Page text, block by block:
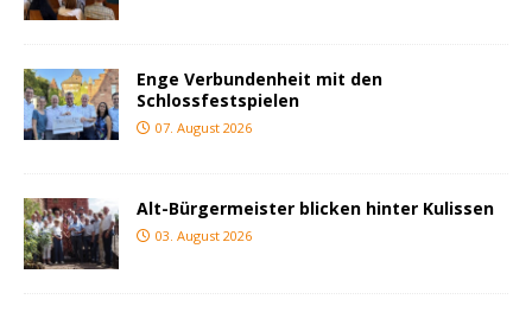
Enge Verbundenheit mit den
Schlossfestspielen
07. August 2026
Alt-Bürgermeister blicken hinter Kulissen
03. August 2026